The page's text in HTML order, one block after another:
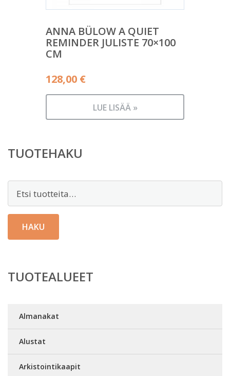
ANNA BÜLOW A QUIET
REMINDER JULISTE 70×100
CM
128,00 €
LUE LISÄÄ »
TUOTEHAKU
HAKU
TUOTEALUEET
Almanakat
Alustat
Arkistointikaapit